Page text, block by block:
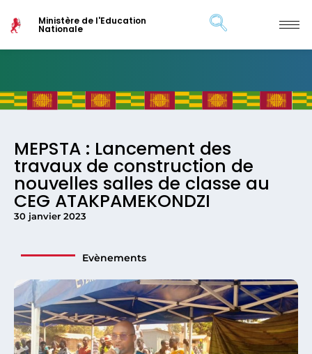
Ministère de l'Education
Nationale
MEPSTA : Lancement des
travaux de construction de
nouvelles salles de classe au
CEG ATAKPAMEKONDZI
30 janvier 2023
Evènements